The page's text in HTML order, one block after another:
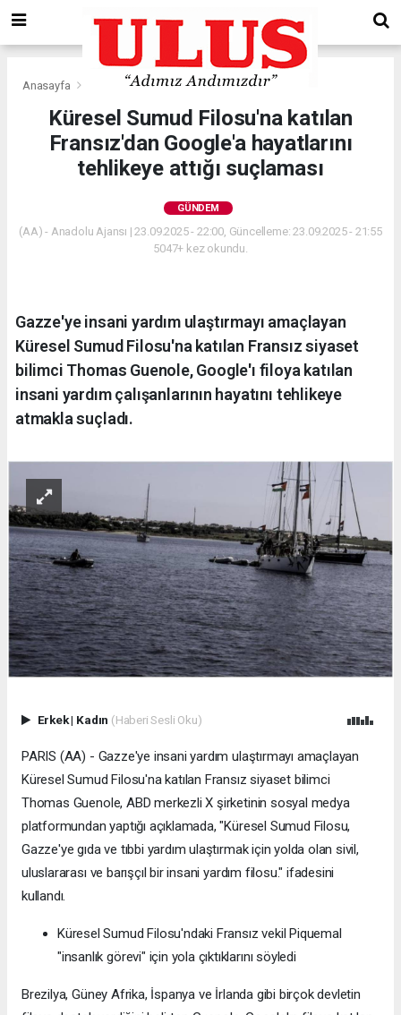
Anasayfa Gündem
Küresel Sumud Filosu'na katılan
Fransız'dan Google'a hayatlarını
tehlikeye attığı suçlaması
GÜNDEM
(AA) - Anadolu Ajansı | 23.09.2025 - 22:00, Güncelleme: 23.09.2025 - 21:55
5047+ kez okundu.
Gazze'ye insani yardım ulaştırmayı amaçlayan
Küresel Sumud Filosu'na katılan Fransız siyaset
bilimci Thomas Guenole, Google'ı filoya katılan
insani yardım çalışanlarının hayatını tehlikeye
atmakla suçladı.
Erkek| Kadın (Haberi Sesli Oku)
PARIS (AA) - Gazze'ye insani yardım ulaştırmayı amaçlayan
Küresel Sumud Filosu'na katılan Fransız siyaset bilimci
Thomas Guenole, ABD merkezli X şirketinin sosyal medya
platformundan yaptığı açıklamada, "Küresel Sumud Filosu,
Gazze'ye gıda ve tıbbi yardım ulaştırmak için yolda olan sivil,
uluslararası ve barışçıl bir insani yardım filosu." ifadesini
kullandı.
Küresel Sumud Filosu'ndaki Fransız vekil Piquemal
"insanlık görevi" için yola çıktıklarını söyledi
Brezilya, Güney Afrika, İspanya ve İrlanda gibi birçok devletin